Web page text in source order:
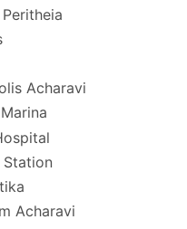
Acharavi
Station
Acharavi